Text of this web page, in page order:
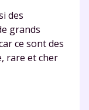
des
grands
ce sont des
rare et cher